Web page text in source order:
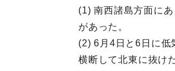
(1) 南西諸島方面に
があった。
(2) 6月4日と6日に低
横断して北東に抜け